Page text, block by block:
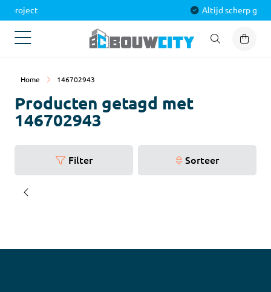
Home 146702943
Producten getagd met
146702943
Filter Sorteer